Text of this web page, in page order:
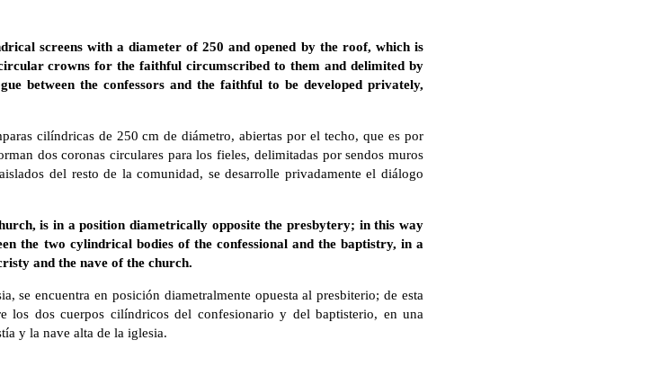
screens with a diameter of 250 and opened by the roof, which is
crowns for the faithful circumscribed to them and delimited by
between the confessors and the faithful to be developed privately,
cilíndricas de 250 cm de diámetro, abiertas por el techo, que es por
dos coronas circulares para los fieles, delimitadas por sendos muros
del resto de la comunidad, se desarrolle privadamente el diálogo
is in a position diametrically opposite the presbytery; in this way
the two cylindrical bodies of the confessional and the baptistry, in a
and the nave of the church.
se encuentra en posición diametralmente opuesta al presbiterio; de esta
los dos cuerpos cilíndricos del confesionario y del baptisterio, en una
y la nave alta de la iglesia.